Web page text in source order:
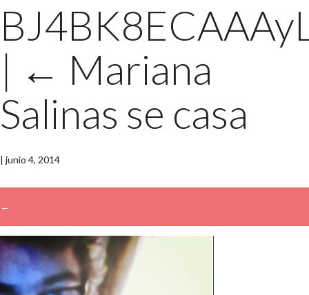
| ← Mariana
Salinas se casa
| junio 4, 2014
←
→